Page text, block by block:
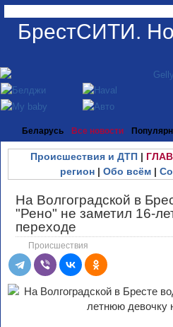
БрестСИТИ.
Беларусь Все новости
Происшествия и ДТП|
регион | Обо всём |
На Волгоградской в
"Рено" не заметил 16-
переходе
Происшествия